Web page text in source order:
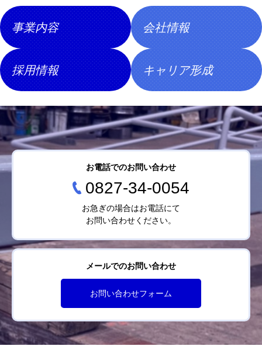
事業内容 会社情報
採用情報 キャリア形成
メールでのお問い合わせ
お問い合わせフォーム
お電話でのお問い合わせ
0827-34-0054
お急ぎの場合はお電話にて
お問い合わせください。